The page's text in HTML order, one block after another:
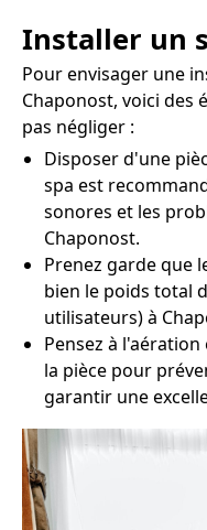
Installer un
Pour envisager une
Chaponost, voici des
pas négliger :
Disposer d'une
spa est
sonores et les
Chaponost.
Prenez garde que
bien le poids total
utilisateurs) à
Pensez à
la pièce pour
garantir une